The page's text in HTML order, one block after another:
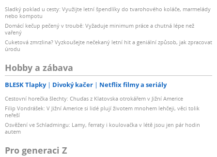
Sladký poklad u cesty: Využijte letní špendlíky do tvarohového koláče, marmelády
nebo kompotu
Domácí kečup pečený v troubě: Vyžaduje minimum práce a chutná lépe než
vařený
Cuketová zmrzlina? Vyzkoušejte nečekaný letní hit a geniální způsob, jak zpracovat
úrodu
Hobby a zábava
BLESK Tlapky Divoký kačer Netflix filmy a seriály
Cestovní horečka šlechty: Chuďas z Klatovska otrokářem v Jižní Americe
Filip Vondrášek: V Jižní Americe si lidé plují životem mnohem lehčeji, věci tolik
neřeší
Osvěžení ve Schladmingu: Lamy, ferraty i koulovačka v létě jsou jen pár hodin
autem
Pro generaci Z